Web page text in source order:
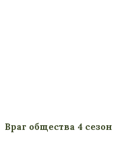
Враг общества 4 сезон